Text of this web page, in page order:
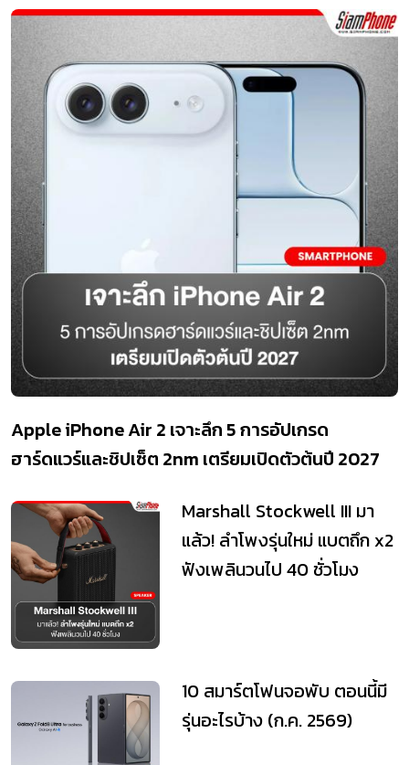
Apple iPhone Air 2 เจาะลึก 5 การอัปเกรด
ฮาร์ดแวร์และชิปเซ็ต 2nm เตรียมเปิดตัวต้นปี 2027
Marshall Stockwell III มา
แล้ว! ลำโพงรุ่นใหม่ แบตถึก x2
ฟังเพลินวนไป 40 ชั่วโมง
10 สมาร์ตโฟนจอพับ ตอนนี้มี
รุ่นอะไรบ้าง (ก.ค. 2569)